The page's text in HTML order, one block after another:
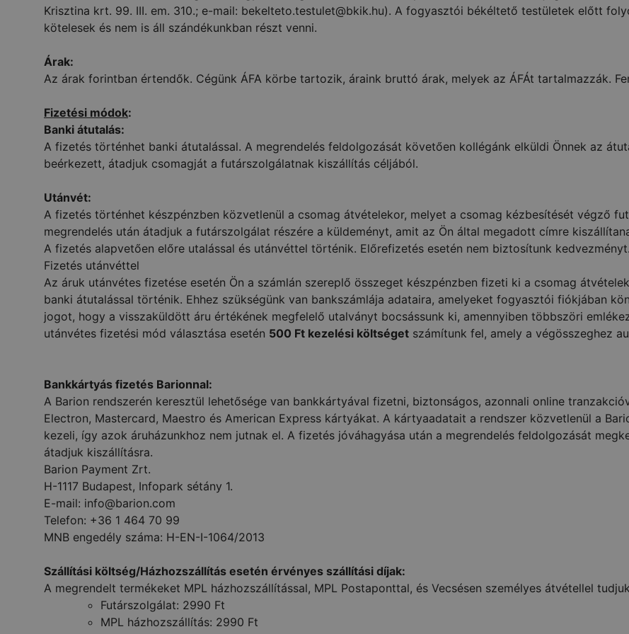
Krisztina krt. 99. III. em. 310.; e-mail: bekelteto.testulet@bkik.hu). A fogyasztói békéltető testületek előtt
kötelesek és nem is áll szándékunkban részt venni.
Árak:
Az árak forintban értendők. Cégünk ÁFA körbe tartozik, áraink bruttó árak, melyek az ÁFÁt tartalmazzák.
Fizetési módok:
Banki átutalás:
A fizetés történhet banki átutalással. A megrendelés feldolgozását követően kollégánk elküldi Önnek az
beérkezett, átadjuk csomagját a futárszolgálatnak kiszállítás céljából.
Utánvét:
A fizetés történhet készpénzben közvetlenül a csomag átvételekor, melyet a csomag kézbesítését végző
megrendelés után átadjuk a futárszolgálat részére a küldeményt, amit az Ön által megadott címre
A fizetés alapvetően előre utalással és utánvéttel történik. Előrefizetés esetén nem biztosítunk kedvezményt.
Fizetés utánvéttel
Az áruk utánvétes fizetése esetén Ön a számlán szereplő összeget készpénzben fizeti ki a csomag
banki átutalással történik. Ehhez szükségünk van bankszámlája adataira, amelyeket fogyasztói fiókjában
jogot, hogy a visszaküldött áru értékének megfelelő utalványt bocsássunk ki, amennyiben többszöri
utánvétes fizetési mód választása esetén 500 Ft kezelési költséget számítunk fel, amely a végösszeghez
Bankkártyás fizetés Barionnal:
A Barion rendszerén keresztül lehetősége van bankkártyával fizetni, biztonságos, azonnali online
Electron, Mastercard, Maestro és American Express kártyákat. A kártyaadatait a rendszer közvetlenül a
kezeli, így azok áruházunkhoz nem jutnak el. A fizetés jóváhagyása után a megrendelés feldolgozását
átadjuk kiszállításra.
Barion Payment Zrt.
H-1117 Budapest, Infopark sétány 1.
E-mail: info@barion.com
Telefon: +36 1 464 70 99
MNB engedély száma: H-EN-I-1064/2013
Szállítási költség/Házhozszállítás esetén érvényes szállítási díjak:
A megrendelt termékeket MPL házhozszállítással, MPL Postaponttal, és Vecsésen személyes átvétellel
Futárszolgálat: 2990 Ft
MPL házhozszállítás: 2990 Ft